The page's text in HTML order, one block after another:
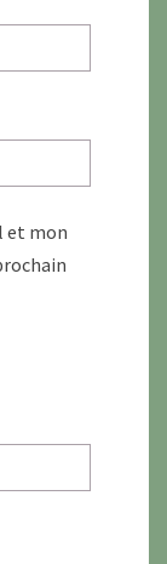
et mon